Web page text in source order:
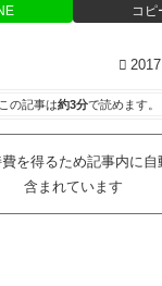
コピ
この記事は約3分で読めます。
を得るため記事内に
含まれています